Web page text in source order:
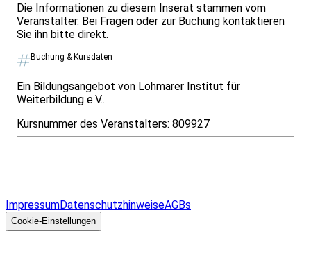
Die Informationen zu diesem Inserat stammen vom
Veranstalter. Bei Fragen oder zur Buchung kontaktieren
Sie ihn bitte direkt.
Buchung & Kursdaten
Ein Bildungsangebot von Lohmarer Institut für
Weiterbildung e.V..
Kursnummer des Veranstalters: 809927
ImpressumDatenschutzhinweiseAGBs
Cookie-Einstellungen